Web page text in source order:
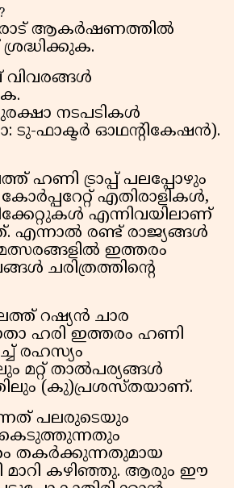
ആകർഷണത്തിൽ
വിവരങ്ങൾ
നടപടികൾ
ടു-ഫാക്ടർ ഓഥന്റികേഷൻ).
ഹണി ട്രാപ്പ് പലപ്പോഴും
എതിരാളികൾ,
എന്നിവയിലാണ്
എന്നാൽ രണ്ട് രാജ്യങ്ങൾ
ഇത്തരം
ചരിത്രത്തിന്റെ
റഷ്യൻ ചാര
ഹരി ഇത്തരം ഹണി
രഹസ്യം
മറ്റ് താൽപര്യങ്ങൾ
(കു)പ്രശസ്തയാണ്.
പലരുടെയും
തകർക്കുന്നതുമായ
മാറി കഴിഞ്ഞു. ആരും ഈ